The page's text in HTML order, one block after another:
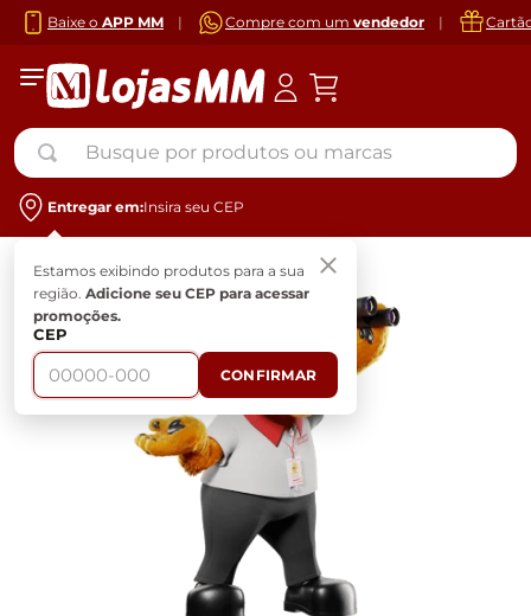
Baixe o APP MM | Compre com um vendedor |
Busque por produtos ou marcas
Entregar em:Insira seu CEP
Estamos exibindo produtos para a sua
região. Adicione seu CEP para acessar
promoções.
CEP
CONFIRMAR